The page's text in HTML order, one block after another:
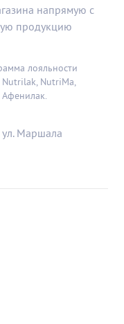
напрямую с
продукцию
лояльности
NutriMa,
ул. Маршала